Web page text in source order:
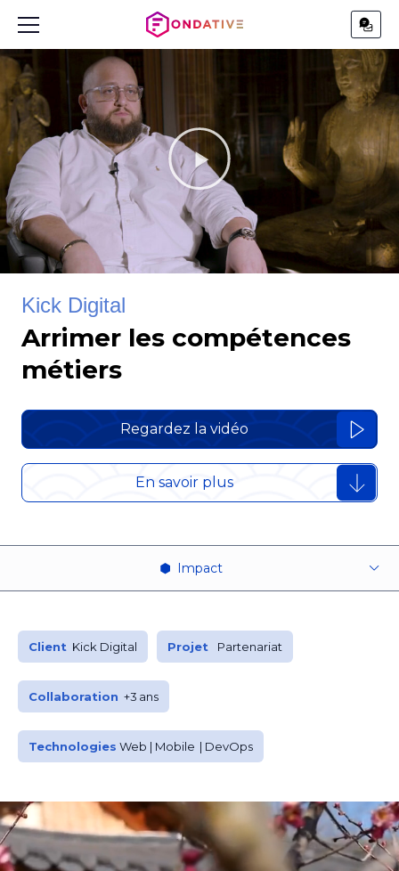
Kick Digital
Arrimer les compétences
métiers
Regardez la vidéo
En savoir plus
Impact
Client Kick Digital Projet Partenariat
Collaboration +3 ans
Technologies Web | Mobile | DevOps